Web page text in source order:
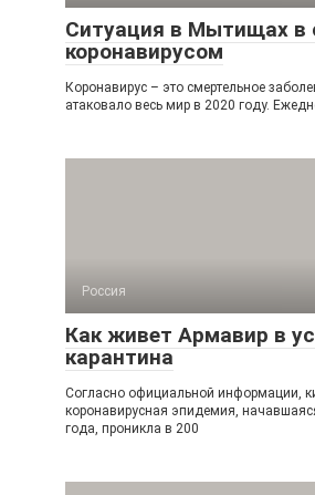
Ситуация в Мытищах в
коронавирусом
Коронавирус – это смертельное
атаковало весь мир в 2020 году.
Россия
Как живет Армавир в
карантина
Согласно официальной информации,
коронавирусная эпидемия,
года, проникла в 200